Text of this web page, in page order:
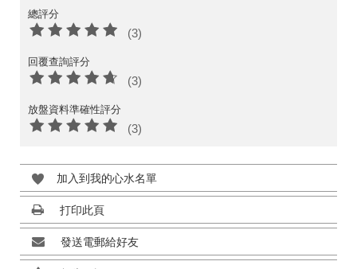
總評分
(3)
回覆查詢評分
(3)
放盤資料準確性評分
(3)
加入到我的心水名單
打印此頁
發送電郵給好友